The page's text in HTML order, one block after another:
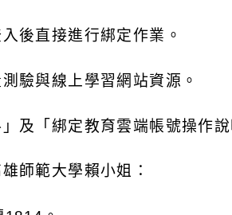
後直接進行綁定作業。
驗與線上學習網站資源。
及「綁定教育雲端帳號操作
師範大學賴小姐：